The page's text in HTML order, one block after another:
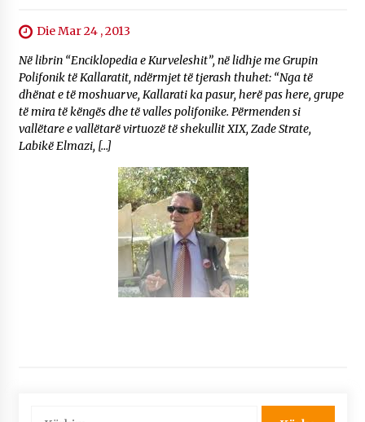
Die Mar 24 , 2013
Në librin “Enciklopedia e Kurveleshit”, në lidhje me Grupin
Polifonik të Kallaratit, ndërmjet të tjerash thuhet: “Nga të
dhënat e të moshuarve, Kallarati ka pasur, herë pas here, grupe
të mira të këngës dhe të valles polifonike. Përmenden si
vallëtare e vallëtarë virtuozë të shekullit XIX, Zade Strate,
Labikë Elmazi, […]